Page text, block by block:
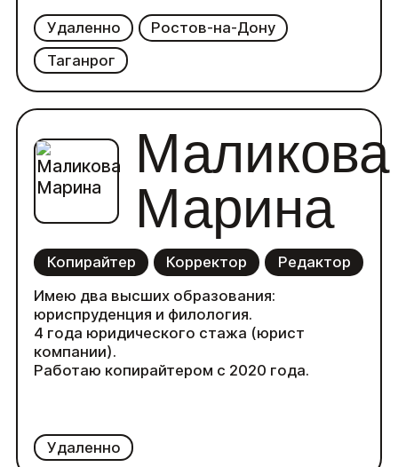
Удаленно
Ростов-на-Дону
Таганрог
специальности).
Занимаюсь спортом и очень люблю
жанр)
Удаленно
Маликова
Марина
Копирайтер Корректор
Редактор
Имею два высших образования:
юриспруденция и филология.
4 года юридического стажа (юрист
компании).
Работаю копирайтером с 2020 года.